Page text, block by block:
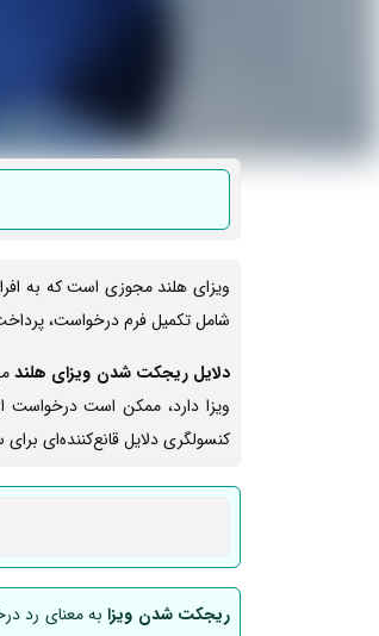
ویزای هلند مجوزی است که به
شامل تکمیل فرم درخواست،
دلایل ریجکت شدن ویزای هلند
ویزا دارد، ممکن است درخواست
کنسولگری دلایل قانع‌کننده‌ای
ریجکت شدن ویزابه معنای رد